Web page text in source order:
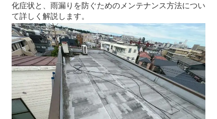
化症状と、雨漏りを防ぐためのメンテナンス方法につい
て詳しく解説します。